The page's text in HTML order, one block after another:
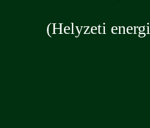
(Helyzeti